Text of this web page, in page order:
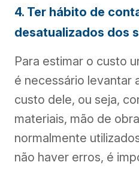
4. Ter hábito de
desatualizados dos
Para estimar o custo
é necessário levantar
custo dele, ou seja,
materiais, mão de
normalmente
não haver erros, é